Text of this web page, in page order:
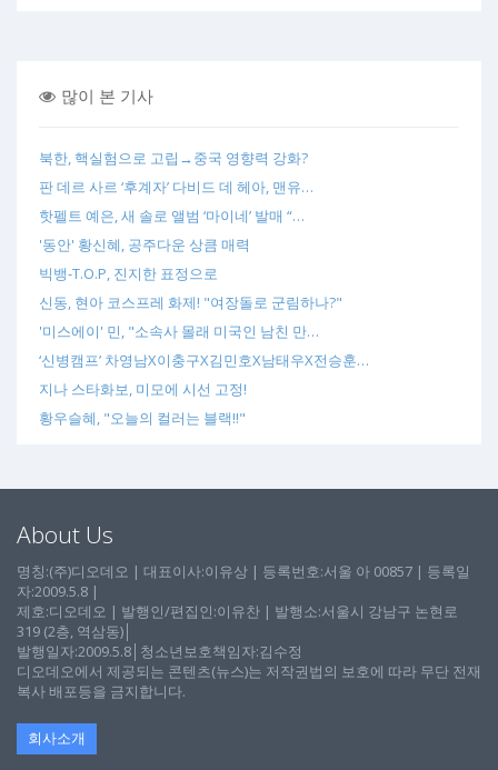
많이 본 기사
북한, 핵실험으로 고립→중국 영향력 강화?
판 데르 사르 ‘후계자’ 다비드 데 헤아, 맨유…
핫펠트 예은, 새 솔로 앨범 ‘마이네’ 발매 “…
'동안' 황신혜, 공주다운 상큼 매력
빅뱅-T.O.P, 진지한 표정으로
신동, 현아 코스프레 화제! "여장돌로 군림하나?"
'미스에이' 민, "소속사 몰래 미국인 남친 만…
‘신병캠프’ 차영남X이충구X김민호X남태우X전승훈…
지나 스타화보, 미모에 시선 고정!
황우슬혜, "오늘의 컬러는 블랙!!"
About Us
명칭:(주)디오데오 | 대표이사:이유상 | 등록번호:서울 아 00857 | 등록일
자:2009.5.8 |
제호:디오데오 | 발행인/편집인:이유찬 | 발행소:서울시 강남구 논현로
319 (2층, 역삼동)│
발행일자:2009.5.8│청소년보호책임자:김수정
디오데오에서 제공되는 콘텐츠(뉴스)는 저작권법의 보호에 따라 무단 전재
복사 배포등을 금지합니다.
회사소개